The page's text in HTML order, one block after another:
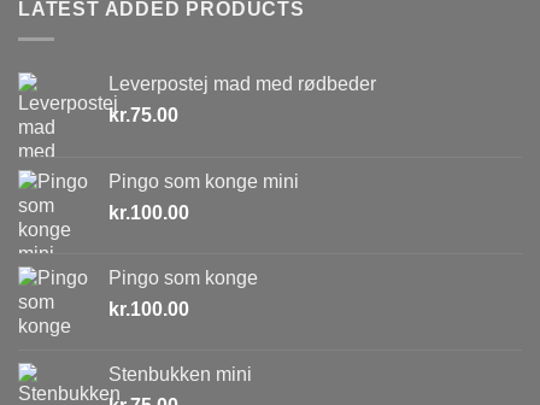
LATEST ADDED PRODUCTS
Leverpostej mad med rødbeder
kr.75.00
Pingo som konge mini
kr.100.00
Pingo som konge
kr.100.00
Stenbukken mini